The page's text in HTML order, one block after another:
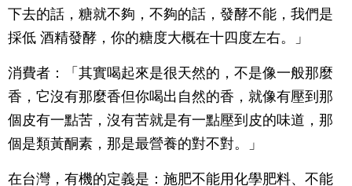
下去的話，糖就不夠，不夠的話，發酵不能，我們是
採低 酒精發酵，你的糖度大概在十四度左右。」
消費者：「其實喝起來是很天然的，不是像一般那麼
香，它沒有那麼香但你喝出自然的香，就像有壓到那
個皮有一點苦，沒有苦就是有一點壓到皮的味道，那
個是類黃酮素，那是最營養的對不對。」
在台灣，有機的定義是：施肥不能用化學肥料、不能